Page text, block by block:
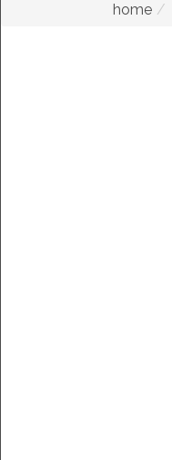
home